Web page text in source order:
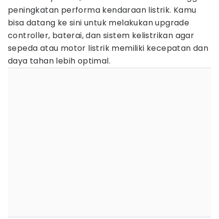
peningkatan performa kendaraan listrik. Kamu
bisa datang ke sini untuk melakukan upgrade
controller, baterai, dan sistem kelistrikan agar
sepeda atau motor listrik memiliki kecepatan dan
daya tahan lebih optimal.